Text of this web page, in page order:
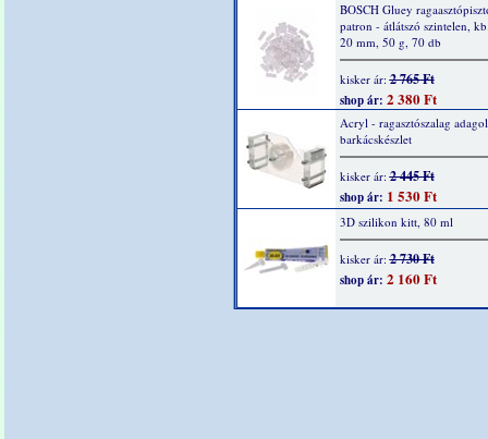
BOSCH Gluey
patron - átlátszó szintelen,
20 mm, 50 g, 70 db
kisker ár:2 765 Ft
shop ár: 2 380 Ft
Acryl - ragasztószalag
barkácskészlet
kisker ár:2 445 Ft
shop ár: 1 530 Ft
3D szilikon kitt, 80 ml
kisker ár:2 730 Ft
shop ár: 2 160 Ft